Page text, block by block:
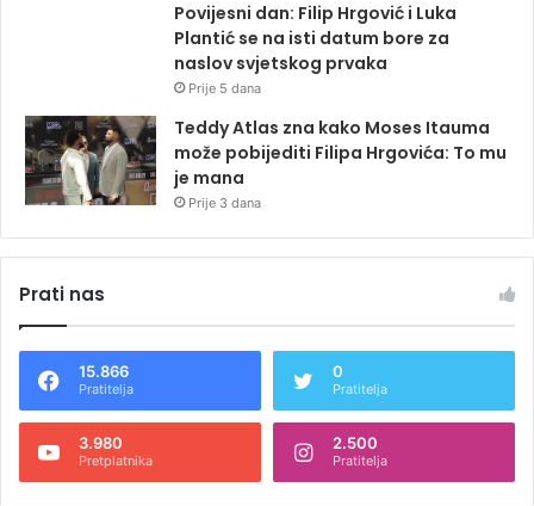
Povijesni dan: Filip Hrgović i Luka
Plantić se na isti datum bore za
naslov svjetskog prvaka
Prije 5 dana
Teddy Atlas zna kako Moses Itauma
može pobijediti Filipa Hrgovića: To mu
je mana
Prije 3 dana
Prati nas
15.866
Pratitelja
0
Pratitelja
3.980
Pretplatnika
2.500
Pratitelja